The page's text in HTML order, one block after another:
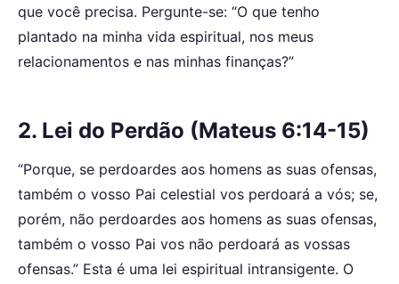
que você precisa. Pergunte-se: “O que tenho
plantado na minha vida espiritual, nos meus
relacionamentos e nas minhas finanças?”
2. Lei do Perdão (Mateus 6:14-15)
“Porque, se perdoardes aos homens as suas ofensas,
também o vosso Pai celestial vos perdoará a vós; se,
porém, não perdoardes aos homens as suas ofensas,
também o vosso Pai vos não perdoará as vossas
ofensas.” Esta é uma lei espiritual intransigente. O